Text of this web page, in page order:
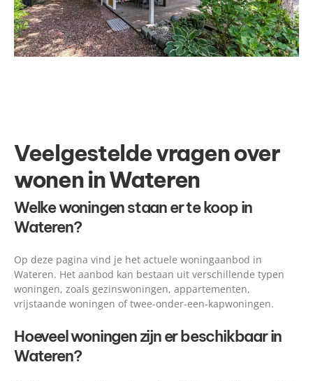
Veelgestelde vragen over
wonen in Wateren
Welke woningen staan er te koop in
Wateren?
Op deze pagina vind je het actuele woningaanbod in
Wateren. Het aanbod kan bestaan uit verschillende typen
woningen, zoals gezinswoningen, appartementen,
vrijstaande woningen of twee-onder-een-kapwoningen.
Hoeveel woningen zijn er beschikbaar in
Wateren?